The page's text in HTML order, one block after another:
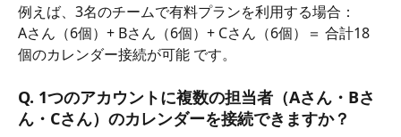
例えば、3名のチームで有料プランを利用する場合：
Aさん（6個）+ Bさん（6個）+ Cさん（6個）＝ 合計18
個のカレンダー接続が可能 です。
Q. 1つのアカウントに複数の担当者（Aさん・Bさ
ん・Cさん）のカレンダーを接続できますか？